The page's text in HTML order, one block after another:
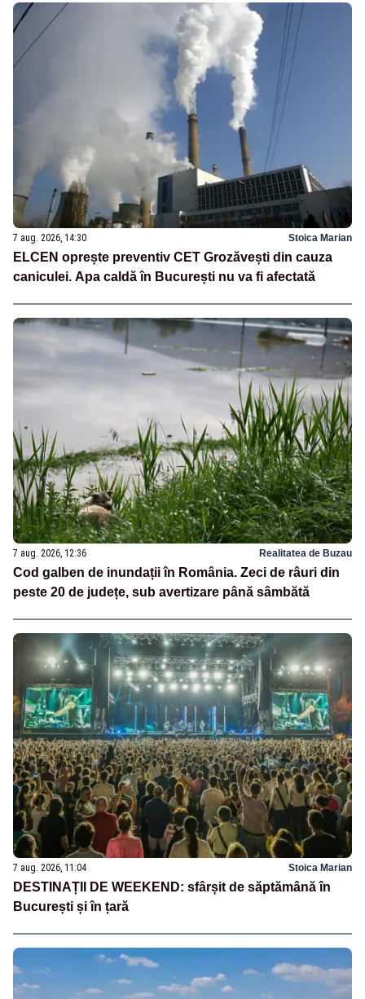
7 aug. 2026, 14:30 Stoica Marian
ELCEN oprește preventiv CET Grozăvești din cauza
caniculei. Apa caldă în București nu va fi afectată
7 aug. 2026, 12:36 Realitatea de Buzau
Cod galben de inundații în România. Zeci de râuri din
peste 20 de județe, sub avertizare până sâmbătă
7 aug. 2026, 11:04 Stoica Marian
DESTINAȚII DE WEEKEND: sfârșit de săptămână în
București și în țară